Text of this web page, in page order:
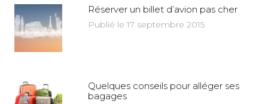
Réserver un billet d’avion pas cher
Publié le 17 septembre 2015
Quelques conseils pour alléger ses
bagages